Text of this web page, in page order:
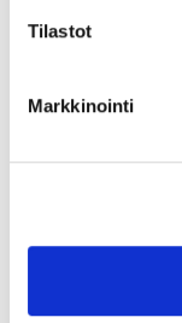
Tilastot
Markkinointi
tarjoaa
erinomainen
9.12.2025